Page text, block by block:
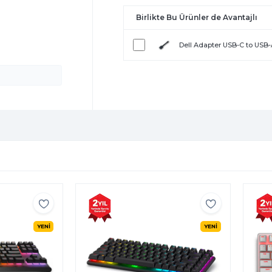
Birlikte Bu Ürünler de Avantajlı
Dell Adapter USB-C to
YENİ YENİ